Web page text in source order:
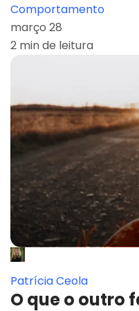
Comportamento
março 28
2 min de leitura
Patrícia Ceola
O que o outro